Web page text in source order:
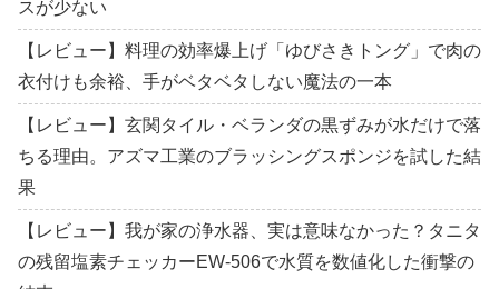
スが少ない
【レビュー】料理の効率爆上げ「ゆびさきトング」で肉の
衣付けも余裕、手がベタベタしない魔法の一本
【レビュー】玄関タイル・ベランダの黒ずみが水だけで落
ちる理由。アズマ工業のブラッシングスポンジを試した結
果
【レビュー】我が家の浄水器、実は意味なかった？タニタ
の残留塩素チェッカーEW-506で水質を数値化した衝撃の